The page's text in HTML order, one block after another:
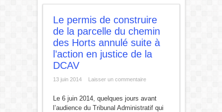
Le permis de construire
de la parcelle du chemin
des Horts annulé suite à
l’action en justice de la
DCAV
13 juin 2014 Laisser un commentaire
Le 6 juin 2014, quelques jours avant
l’audience du Tribunal Administratif qui